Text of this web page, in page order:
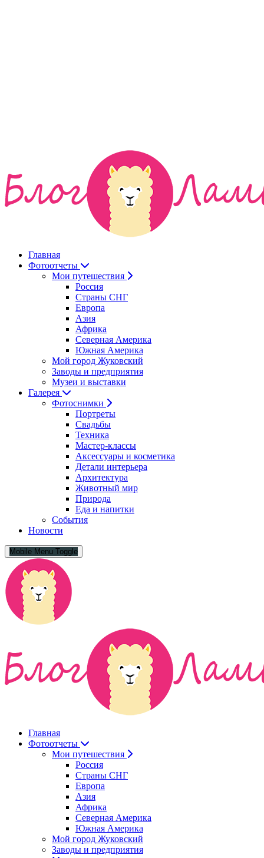
Главная
Фотоотчеты
Мои путешествия
Россия
Страны СНГ
Европа
Азия
Африка
Северная Америка
Южная Америка
Мой город Жуковский
Заводы и предприятия
Музеи и выставки
Галерея
Фотоснимки
Портреты
Свадьбы
Техника
Мастер-классы
Аксессуары и косметика
Детали интерьера
Архитектура
Животный мир
Природа
Еда и напитки
События
Новости
Mobile Menu Toggle
Главная
Фотоотчеты
Мои путешествия
Россия
Страны СНГ
Европа
Азия
Африка
Северная Америка
Южная Америка
Мой город Жуковский
Заводы и предприятия